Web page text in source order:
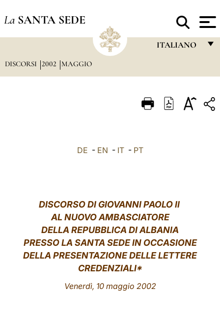
La SANTA SEDE
ITALIANO
ITALIANO
中文
LATINE
DISCORSI 2002 MAGGIO
DE - EN - IT- PT
DISCORSO DI GIOVANNI PAOLO II
AL NUOVO AMBASCIATORE
DELLA REPUBBLICA DI ALBANIA
PRESSO LA SANTA SEDE IN OCCASIONE
DELLA PRESENTAZIONE DELLE LETTERE
CREDENZIALI*
Venerdì, 10 maggio 2002